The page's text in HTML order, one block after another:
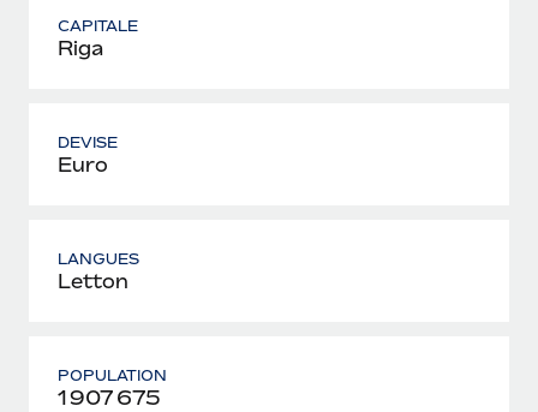
CAPITALE
Riga
DEVISE
Euro
LANGUES
Letton
POPULATION
1 907 675